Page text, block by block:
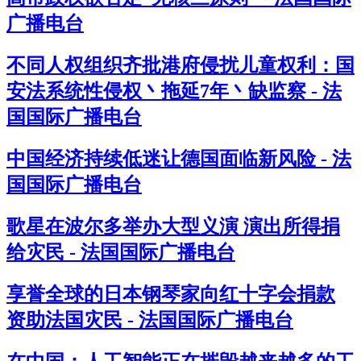
广播电台
不同人权组织齐批港府侵扰儿童权利：国
安法系统性侵权丶拖延7年丶缺监察 - 法
国国际广播电台
中国经济持续低迷让德国面临新风险 - 法
国国际广播电台
歌星在波尔多举办大型义演 演出所得捐
给灾民 - 法国国际广播电台
享誉全球的日本钢琴家向红十字会捐款
资助法国灾民 - 法国国际广播电台